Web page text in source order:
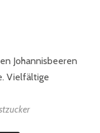
Johannisbeeren
Vielfältige